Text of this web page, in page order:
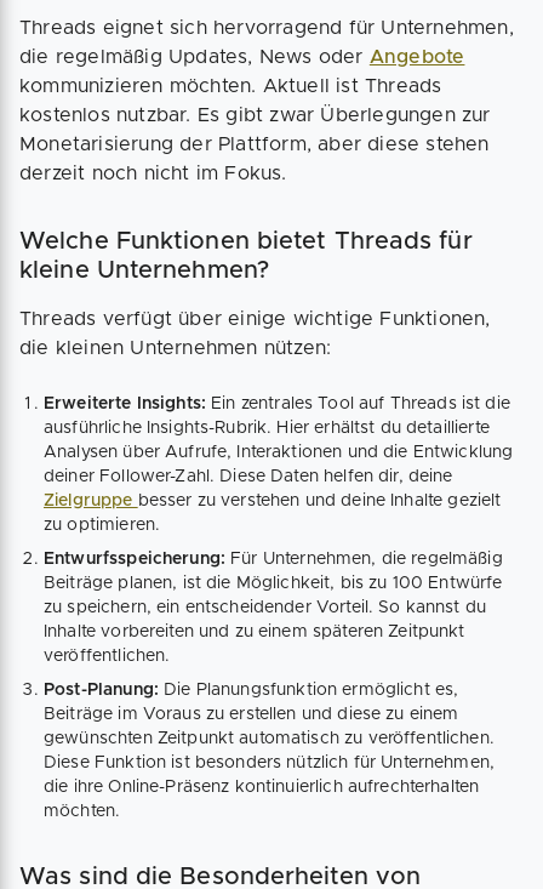
Threads eignet sich hervorragend für Unternehmen,
die regelmäßig Updates, News oder Angebote
kommunizieren möchten. Aktuell ist Threads
kostenlos nutzbar. Es gibt zwar Überlegungen zur
Monetarisierung der Plattform, aber diese stehen
derzeit noch nicht im Fokus.
Welche Funktionen bietet Threads für
kleine Unternehmen?
Threads verfügt über einige wichtige Funktionen,
die kleinen Unternehmen nützen:
Erweiterte Insights: Ein zentrales Tool auf Threads ist die
ausführliche Insights-Rubrik. Hier erhältst du detaillierte
Analysen über Aufrufe, Interaktionen und die Entwicklung
deiner Follower-Zahl. Diese Daten helfen dir, deine
Zielgruppe besser zu verstehen und deine Inhalte gezielt
zu optimieren.
Entwurfsspeicherung: Für Unternehmen, die regelmäßig
Beiträge planen, ist die Möglichkeit, bis zu 100 Entwürfe
zu speichern, ein entscheidender Vorteil. So kannst du
Inhalte vorbereiten und zu einem späteren Zeitpunkt
veröffentlichen.
Post-Planung: Die Planungsfunktion ermöglicht es,
Beiträge im Voraus zu erstellen und diese zu einem
gewünschten Zeitpunkt automatisch zu veröffentlichen.
Diese Funktion ist besonders nützlich für Unternehmen,
die ihre Online-Präsenz kontinuierlich aufrechterhalten
möchten.
Was sind die Besonderheiten von